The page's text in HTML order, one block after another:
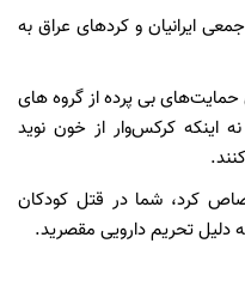
ایرانیان و کردهای عراق به
بی پرده از گروه های
اینکه کرکس‌وار از خون نوید
کرد، شما در قتل کودکان